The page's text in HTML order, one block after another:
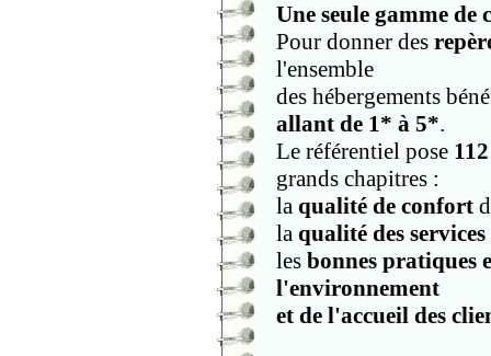
Une seule gamme
Pour donner des
l'ensemble
des hébergements
allant de 1* à 5*.
Le référentiel pose
grands chapitres :
la qualité de confort
la qualité des services
les bonnes pratiques
l'environnement
et de l'accueil des